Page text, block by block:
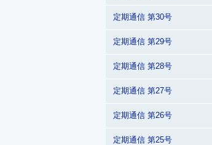
定期通信 第30号
定期通信 第29号
定期通信 第28号
定期通信 第27号
定期通信 第26号
定期通信 第25号